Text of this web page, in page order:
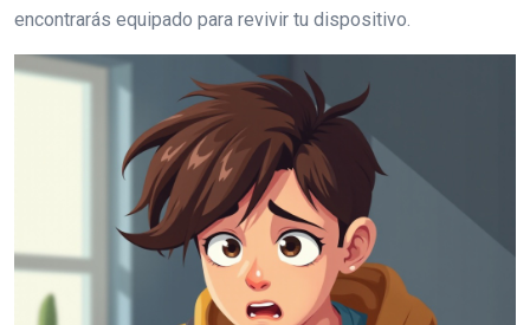
encontrarás equipado para revivir tu dispositivo.